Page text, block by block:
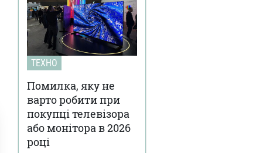
ТЕХНО
Помилка, яку не
варто робити при
покупці телевізора
або монітора в 2026
році